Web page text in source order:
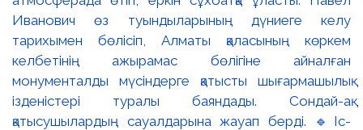
Иванович өз туындыларының дүниеге келу
тарихымен бөлісіп, Алматы қаласының көркем
келбетінің ажырамас бөлігіне айналған
монументалды мүсіндерге қатысты шығармашылық
ізденістері туралы баяндады. Сондай-ақ
қатысушылардың сауалдарына жауап берді. 🔹Іс-